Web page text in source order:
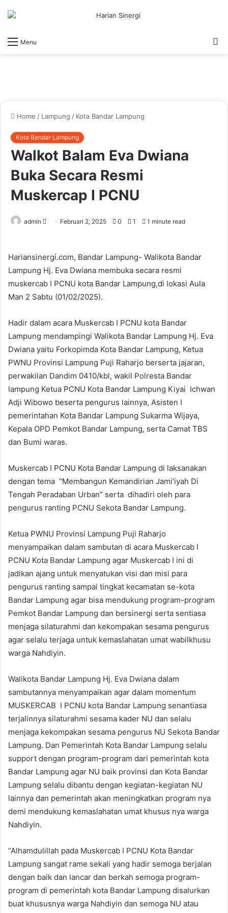
Menu
Home / Lampung / Kota Bandar Lampung
Kota Bandar Lampung
Walkot Balam Eva Dwiana
Buka Secara Resmi
Muskercap I PCNU
admin
Send Februari 2, 2025 0 1 1 minute read
Hariansinergi.com, Bandar Lampung- Walikota Bandar
Lampung Hj. Eva Dwiana membuka secara resmi
muskercab I PCNU kota Bandar Lampung,di lokasi Aula
Man 2 Sabtu (01/02/2025).
Hadir dalam acara Muskercab I PCNU kota Bandar
Lampung mendampingi Walikota Bandar Lampung Hj. Eva
Dwiana yaitu Forkopimda Kota Bandar Lampung, Ketua
PWNU Provinsi Lampung Puji Raharjo berserta jajaran,
perwakilan Dandim 0410/kbl, wakil Polresta Bandar
lampung Ketua PCNU Kota Bandar Lampung Kiyai Ichwan
Adji Wibowo beserta pengurus lainnya, Asisten I
pemerintahan Kota Bandar Lampung Sukarma Wijaya,
Kepala OPD Pemkot Bandar Lampung, serta Camat TBS
dan Bumi waras.
Muskercab I PCNU Kota Bandar Lampung di laksanakan
dengan tema “Membangun Kemandirian Jami’iyah Di
Tengah Peradaban Urban” serta dihadiri oleh para
pengurus ranting PCNU Sekota Bandar Lampung.
Ketua PWNU Provinsi Lampung Puji Raharjo
menyampaikan dalam sambutan di acara Muskercab I
PCNU Kota Bandar Lampung agar Muskercab I ini di
jadikan ajang untuk menyatukan visi dan misi para
pengurus ranting sampai tingkat kecamatan se-kota
Bandar Lampung agar bisa mendukung program-program
Pemkot Bandar Lampung dan bersinergi serta sentiasa
menjaga silaturahmi dan kekompakan sesama pengurus
agar selalu terjaga untuk kemaslahatan umat wabilkhusu
warga Nahdiyin.
Walikota Bandar Lampung Hj. Eva Dwiana dalam
sambutannya menyampaikan agar dalam momentum
MUSKERCAB I PCNU kota Bandar Lampung senantiasa
terjalinnya silaturahmi sesama kader NU dan selalu
menjaga kekompakan sesama pengurus NU Sekota Bandar
Lampung. Dan Pemerintah Kota Bandar Lampung selalu
support dengan program-program dari pemerintah kota
Bandar Lampung agar NU baik provinsi dan Kota Bandar
Lampung selalu dibantu dengan kegiatan-kegiatan NU
lainnya dan pemerintah akan meningkatkan program nya
demi mendukung kemaslahatan umat khusus nya warga
Nahdiyin.
“Alhamdulillah pada Muskercab I PCNU Kota Bandar
Lampung sangat rame sekali yang hadir semoga berjalan
dengan baik dan lancar dan berkah semoga program-
program di pemerintah kota Bandar Lampung disalurkan
buat khususnya warga Nahdiyin dan semoga NU atau